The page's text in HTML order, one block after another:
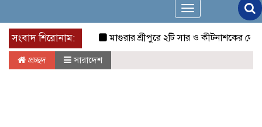
Toggle
navigation
সংবাদ শিরোনাম:
মাগুরার শ্রীপুরে ২টি সার ও কীটনাশকের দোকানে
প্রচ্ছদ সারাদেশ